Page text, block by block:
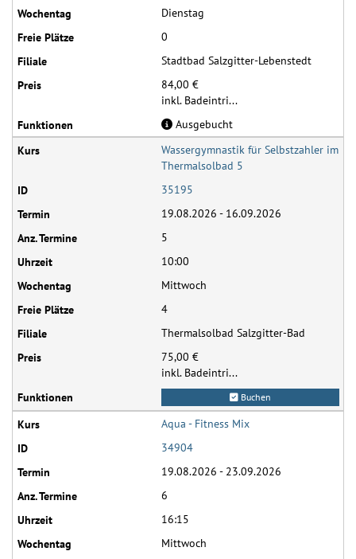
Dienstag
0
Stadtbad Salzgitter-Lebenstedt
84,00 €
inkl. Badeintri...
Ausgebucht
Wassergymnastik für Selbstzahler im
Thermalsolbad 5
35195
19.08.2026 - 16.09.2026
5
10:00
Mittwoch
4
Thermalsolbad Salzgitter-Bad
75,00 €
inkl. Badeintri...
Buchen
Aqua - Fitness Mix
34904
19.08.2026 - 23.09.2026
6
16:15
Mittwoch